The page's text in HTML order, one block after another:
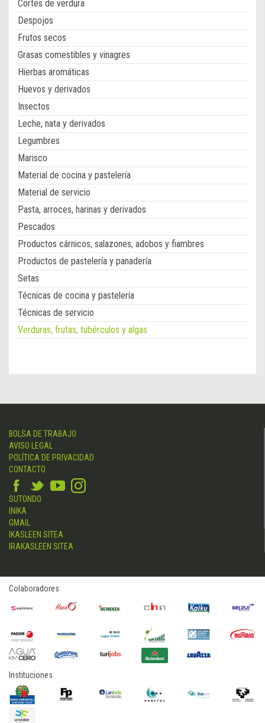
Cortes de verdura
Despojos
Frutos secos
Grasas comestibles y vinagres
Hierbas aromáticas
Huevos y derivados
Insectos
Leche, nata y derivados
Legumbres
Marisco
Material de cocina y pastelería
Material de servicio
Pasta, arroces, harinas y derivados
Pescados
Productos cárnicos, salazones, adobos y fiambres
Productos de pastelería y panadería
Setas
Técnicas de cocina y pastelería
Técnicas de servicio
Verduras, frutas, tubérculos y algas
BOLSA DE TRABAJO
AVISO LEGAL
POLÍTICA DE PRIVACIDAD
CONTACTO
SUTONDO
INIKA
GMAIL
IKASLEEN SITEA
IRAKASLEEN SITEA
Colaboradores
Instituciones